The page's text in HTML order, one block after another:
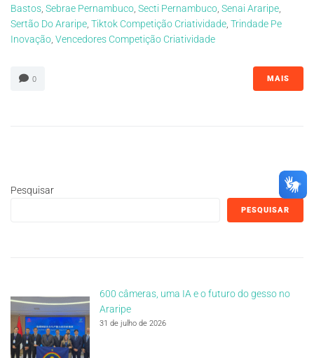
Bastos, Sebrae Pernambuco, Secti Pernambuco, Senai Araripe,
Sertão Do Araripe, Tiktok Competição Criatividade, Trindade Pe
Inovação, Vencedores Competição Criatividade
0 MAIS
Pesquisar
PESQUISAR
600 câmeras, uma IA e o futuro do gesso no
Araripe
31 de julho de 2026